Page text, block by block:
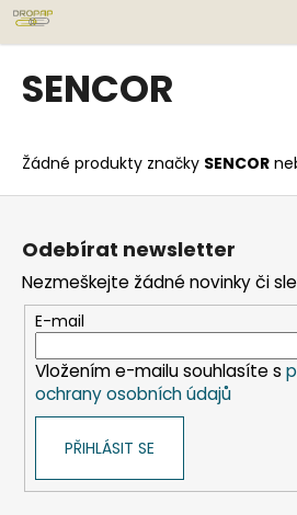
Přejít
na
obsah
SENCOR
Žádné produkty značky SENCOR
K
o
o
p
o
t
ř
e
b
e
n
Z
Odebírat newsletter
Nezmeškejte žádné novinky či
E-mail
Vložením e-mailu souhlasíte s
ochrany osobních údajů
PŘIHLÁSIT SE